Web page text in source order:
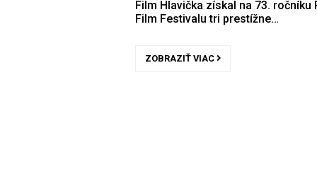
Film Hlavička získal na 73. ročníku
Film Festivalu tri prestížne…
ZOBRAZIŤ VIAC